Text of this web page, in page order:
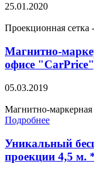
25.01.2020
Проекционная сетка
Магнитно-
офисе
05.03.2019
Магнитно-маркерная
Подробнее
Уникальный
проекции 4,5 м.